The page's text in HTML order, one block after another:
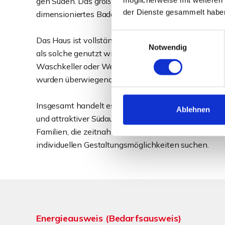
der Dienste gesammelt
Notwendig
Ablehnen
dimensioniertes Badezimmer komplettiert diese
Das Haus ist vollständig unterkellert und bietet
als solche genutzt wird, drei weitere Kellerräume
Waschkeller oder Werkstatt. Die Beheizung erfolgt
wurden überwiegend um das Jahr 2000 erneuert.
Insgesamt handelt es sich um ein gepflegtes,
und attraktiver Südausrichtung. Die kurzfristige
Familien, die zeitnah den Schritt in die eigenen
individuellen Gestaltungsmöglichkeiten suchen.
Energieausweis (Bedarfsausweis)